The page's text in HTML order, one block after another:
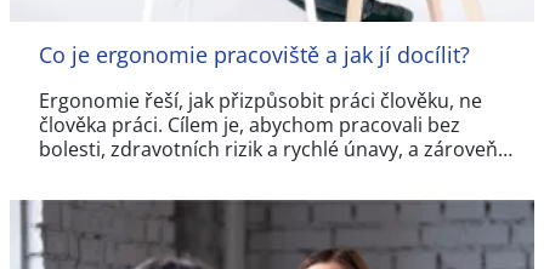
Co je ergonomie pracoviště a jak jí docílit?
Ergonomie řeší, jak přizpůsobit práci člověku, ne
člověka práci. Cílem je, abychom pracovali bez
bolesti, zdravotních rizik a rychlé únavy, a zároveň…